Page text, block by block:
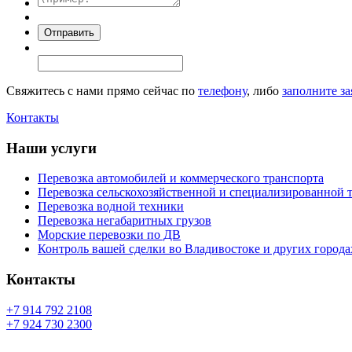
Свяжитесь с нами прямо сейчас по телефону, либо заполните
Контакты
Наши услуги
Перевозка автомобилей и коммерческого транспорта
Перевозка сельскохозяйственной и специализированной
Перевозка водной техники
Перевозка негабаритных грузов
Морские перевозки по ДВ
Контроль вашей сделки во Владивостоке и других
Контакты
+7 914 792 2108
+7 924 730 2300